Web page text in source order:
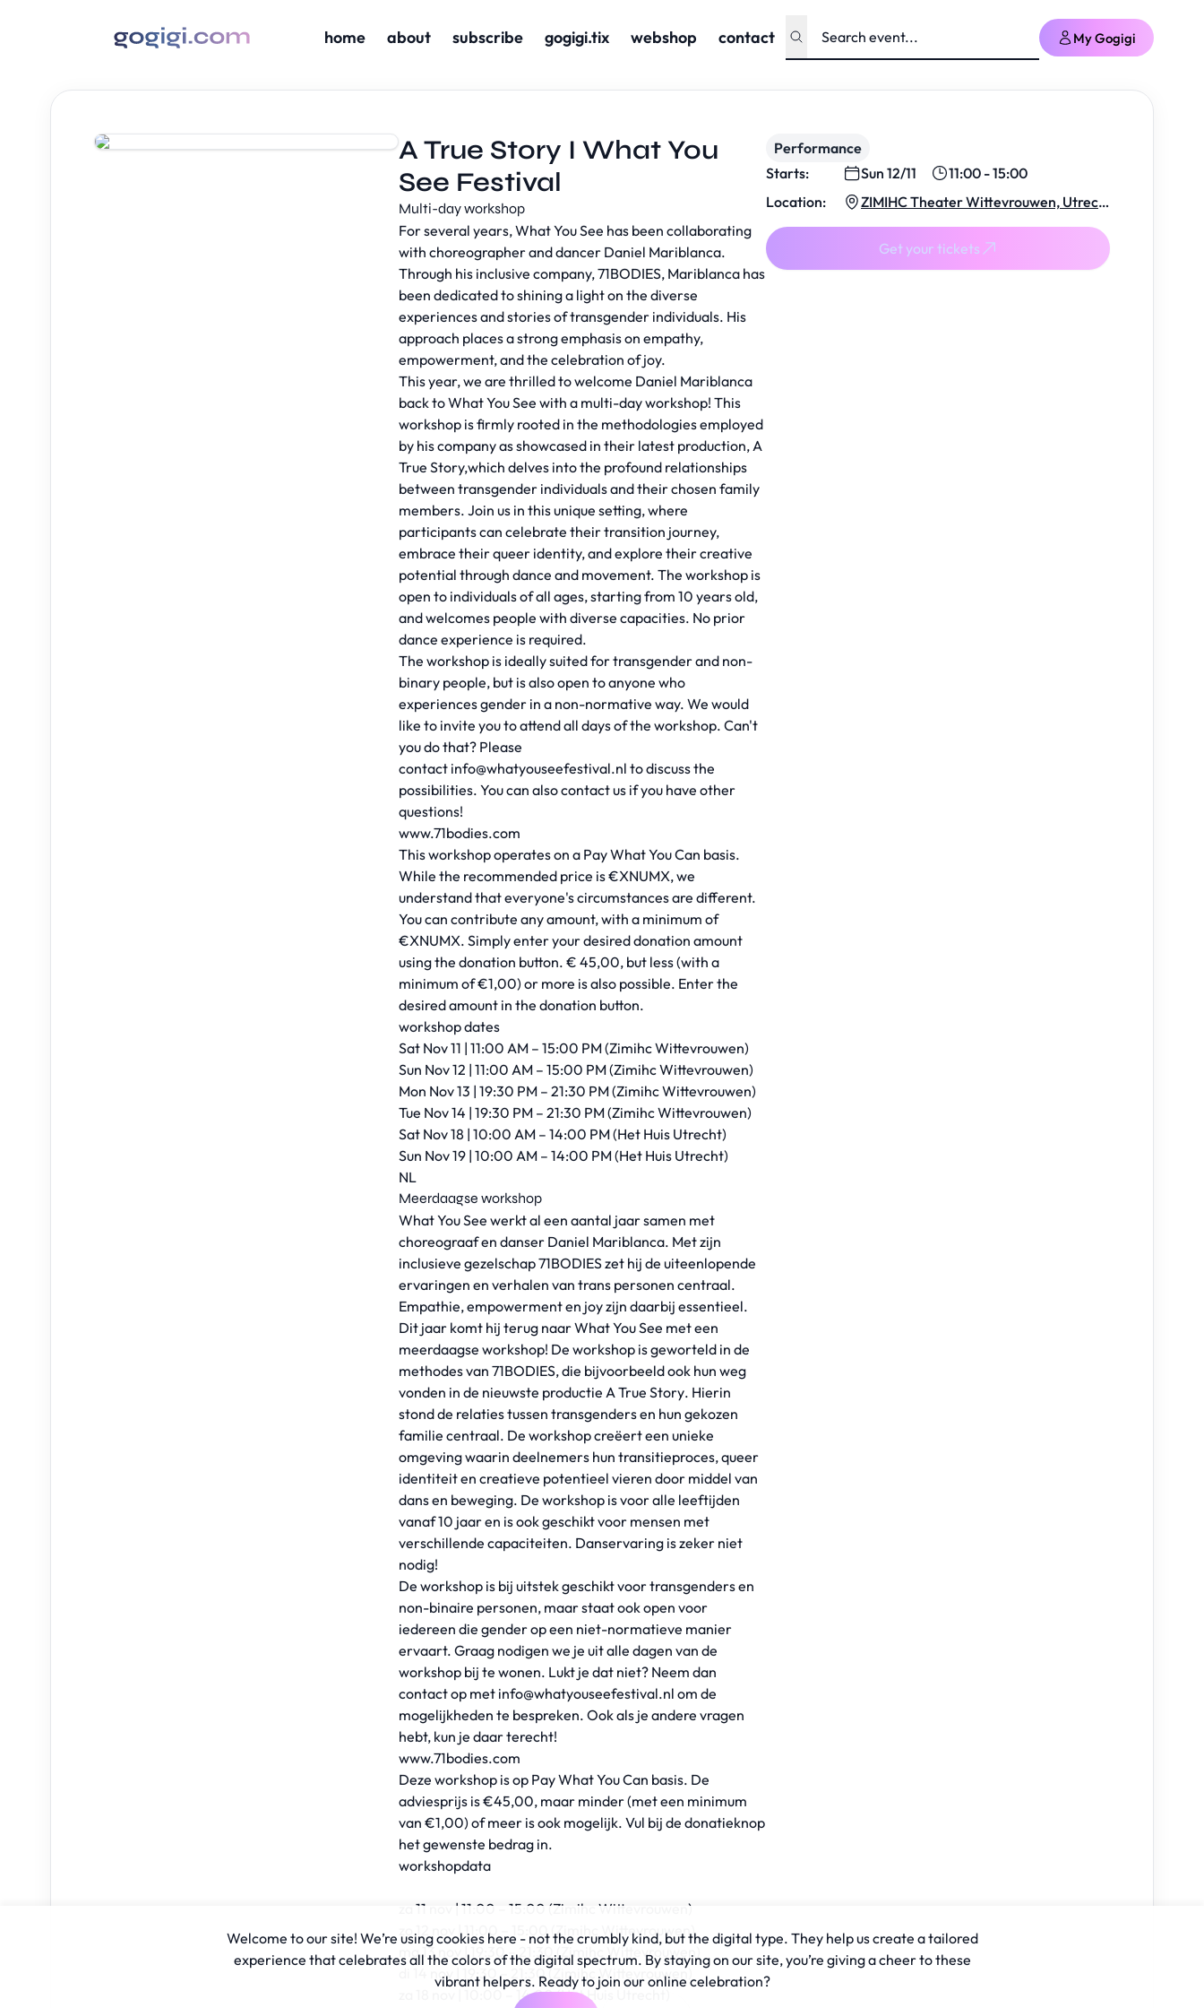
home about subscribe gogigi.tix webshop contact My Gogigi
A True Story I What You
See Festival
Multi-day workshop
For several years, What You See has been collaborating
with choreographer and dancer Daniel Mariblanca.
Through his inclusive company, 71BODIES, Mariblanca has
been dedicated to shining a light on the diverse
experiences and stories of transgender individuals. His
approach places a strong emphasis on empathy,
empowerment, and the celebration of joy.
This year, we are thrilled to welcome Daniel Mariblanca
back to What You See with a multi-day workshop! This
workshop is firmly rooted in the methodologies employed
by his company as showcased in their latest production,A
True Story,which delves into the profound relationships
between transgender individuals and their chosen family
members. Join us in this unique setting, where
participants can celebrate their transition journey,
embrace their queer identity, and explore their creative
potential through dance and movement. The workshop is
open to individuals of all ages, starting from 10 years old,
and welcomes people with diverse capacities. No prior
dance experience is required.
The workshop is ideally suited for transgender and non-
binary people, but is also open to anyone who
experiences gender in a non-normative way. We would
like to invite you to attend all days of the workshop. Can't
you do that? Please
contact info@whatyouseefestival.nl to discuss the
possibilities. You can also contact us if you have other
questions!
www.71bodies.com
This workshop operates on a Pay What You Can basis.
While the recommended price is €XNUMX, we
understand that everyone's circumstances are different.
You can contribute any amount, with a minimum of
€XNUMX. Simply enter your desired donation amount
using the donation button. € 45,00, but less (with a
minimum of €1,00) or more is also possible. Enter the
desired amount in the donation button.
workshop dates
Sat Nov 11 | 11:00 AM – 15:00 PM (Zimihc Wittevrouwen)
Sun Nov 12 | 11:00 AM – 15:00 PM (Zimihc Wittevrouwen)
Mon Nov 13 | 19:30 PM – 21:30 PM (Zimihc Wittevrouwen)
Tue Nov 14 | 19:30 PM – 21:30 PM (Zimihc Wittevrouwen)
Sat Nov 18 | 10:00 AM – 14:00 PM (Het Huis Utrecht)
Sun Nov 19 | 10:00 AM – 14:00 PM (Het Huis Utrecht)
NL
Meerdaagse workshop
What You See werkt al een aantal jaar samen met
choreograaf en danser Daniel Mariblanca. Met zijn
inclusieve gezelschap 71BODIES zet hij de uiteenlopende
ervaringen en verhalen van trans personen centraal.
Empathie, empowerment en joy zijn daarbij essentieel.
Dit jaar komt hij terug naar What You See met een
meerdaagse workshop! De workshop is geworteld in de
methodes van 71BODIES, die bijvoorbeeld ook hun weg
vonden in de nieuwste productie A True Story. Hierin
stond de relaties tussen transgenders en hun gekozen
familie centraal. De workshop creëert een unieke
omgeving waarin deelnemers hun transitieproces, queer
identiteit en creatieve potentieel vieren door middel van
dans en beweging. De workshop is voor alle leeftijden
vanaf 10 jaar en is ook geschikt voor mensen met
verschillende capaciteiten. Danservaring is zeker niet
nodig!
De workshop is bij uitstek geschikt voor transgenders en
non-binaire personen, maar staat ook open voor
iedereen die gender op een niet-normatieve manier
ervaart. Graag nodigen we je uit alle dagen van de
workshop bij te wonen. Lukt je dat niet? Neem dan
contact op met info@whatyouseefestival.nl om de
mogelijkheden te bespreken. Ook als je andere vragen
hebt, kun je daar terecht!
www.71bodies.com
Deze workshop is op Pay What You Can basis. De
adviesprijs is €45,00, maar minder (met een minimum
van €1,00) of meer is ook mogelijk. Vul bij de donatieknop
het gewenste bedrag in.
workshopdata
za 11 nov | 11:00 – 15:00 (Zimihc Wittevrouwen)
zo 12 nov | 11:00 – 15:00 (Zimihc Wittevrouwen)
ma 13 nov | 19:30 – 21:30 (Zimihc Wittevrouwen)
di 14 nov | 19:30 – 21:30 (Zimihc Wittevrouwen)
za 18 nov | 10:00 – 14:00 (Het Huis Utrecht)
Performance
Starts:
Sun 12/11
11:00 - 15:00
Location:
ZIMIHC Theater Wittevrouwen, Utrech
t
Get your tickets
Welcome to our site! We’re using cookies here - not the crumbly kind, but the digital type. They help us create a tailored
experience that celebrates all the colors of the digital spectrum. By staying on our site, you’re giving a cheer to these
vibrant helpers. Ready to join our online celebration?